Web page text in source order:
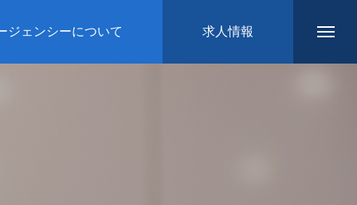
ジェンシーについて 求人情報